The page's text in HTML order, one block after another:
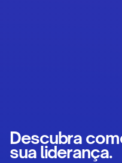
Descubra
sua liderança.